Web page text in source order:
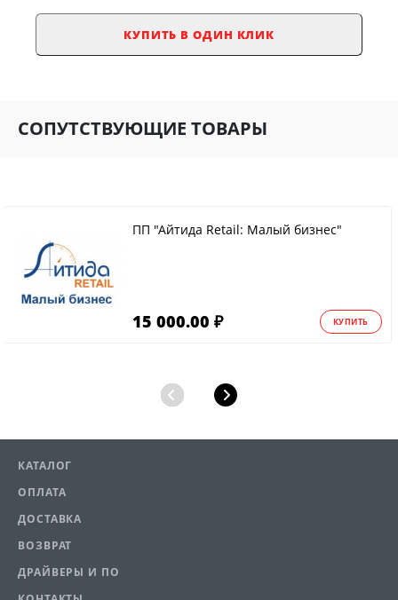
КУПИТЬ В ОДИН КЛИК
СОПУТСТВУЮЩИЕ ТОВАРЫ
ПП "Айтида Retail: Малый бизнес"
15 000.00 ₽ КУПИТЬ
КАТАЛОГ
ОПЛАТА
ДОСТАВКА
ВОЗВРАТ
ДРАЙВЕРЫ И ПО